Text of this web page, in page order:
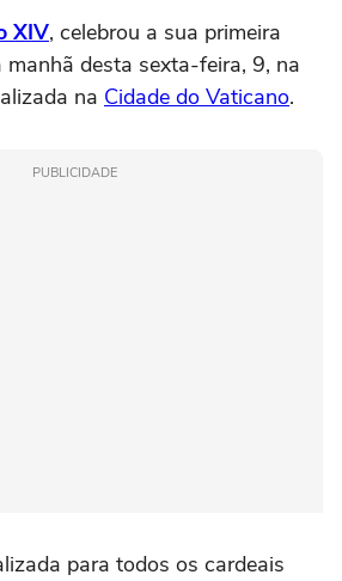
XIV, celebrou a sua primeira
desta sexta-feira, 9, na
na Cidade do Vaticano.
PUBLICIDADE
para todos os cardeais